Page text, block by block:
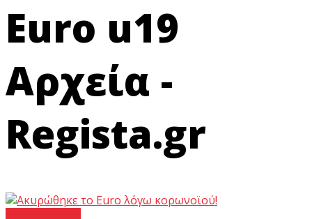
Euro u19
Αρχεία -
Regista.gr